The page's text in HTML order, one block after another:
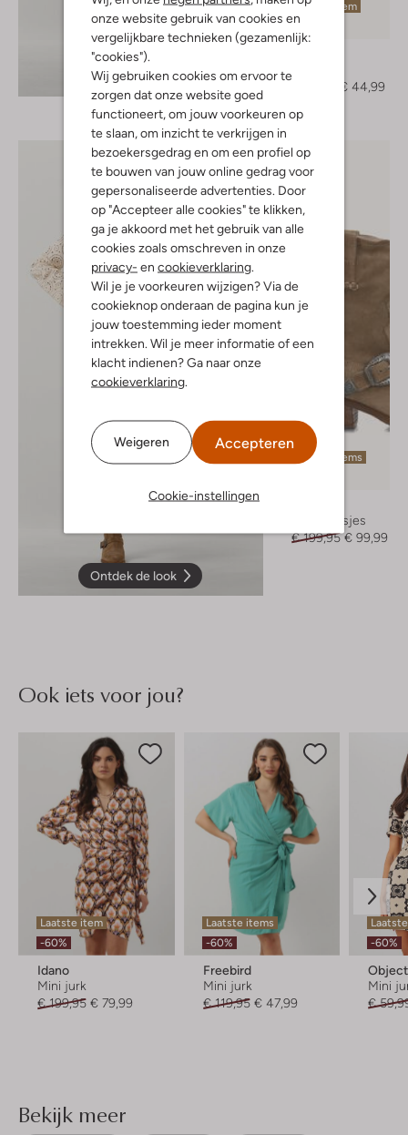
onze website gebruik van cookies en
vergelijkbare technieken (gezamenlijk:
"cookies").
Wij gebruiken cookies om ervoor te
zorgen dat onze website goed
functioneert, om jouw voorkeuren op
te slaan, om inzicht te verkrijgen in
bezoekersgedrag en om een profiel op
te bouwen van jouw online gedrag voor
gepersonaliseerde advertenties. Door
op "Accepteer alle cookies" te klikken,
ga je akkoord met het gebruik van alle
cookies zoals omschreven in onze
privacy- en cookieverklaring
Wil je je voorkeuren wijzigen? Via de
cookieknop onderaan de pagina kun je
jouw toestemming ieder moment
intrekken. Wil je meer informatie of een
klacht indienen? Ga naar onze
cookieverklaring
Weigeren Accepteren
Cookie-instellingen
Ontdek de look
Laatste item
-50%
€ 44,99
Ontdek de look
Laatste items
Enkellaarsjes
€ 199,95 € 99,99
Ook iets voor jou?
Laatste item
-60%
Idano
Mini jurk
€ 199,95 € 79,99
Laatste items
-60%
Freebird
Mini jurk
€ 119,95 € 47,99
-60%
Object
Mini
€
Bekijk meer